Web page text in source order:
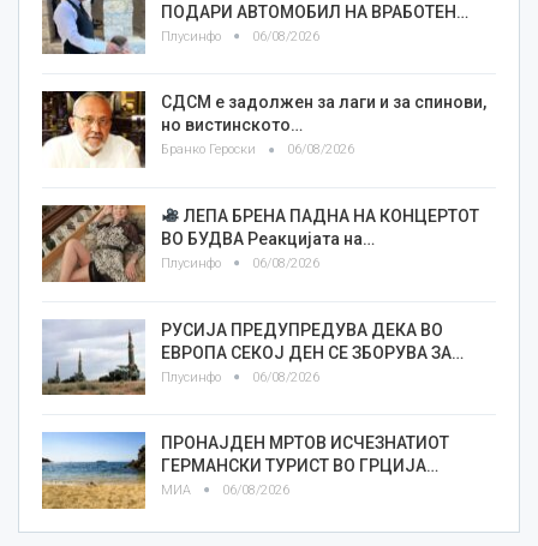
ПОДАРИ АВТОМОБИЛ НА ВРАБОТЕН…
Плусинфо 06/08/2026
СДСМ е задолжен за лаги и за спинови,
но вистинското…
Бранко Героски 06/08/2026
ЛЕПА БРЕНА ПАДНА НА КОНЦЕРТОТ
ВО БУДВА Реакцијата на…
Плусинфо 06/08/2026
РУСИЈА ПРЕДУПРЕДУВА ДЕКА ВО
ЕВРОПА СЕКОЈ ДЕН СЕ ЗБОРУВА ЗА…
Плусинфо 06/08/2026
ПРОНАЈДЕН МРТОВ ИСЧЕЗНАТИОТ
ГЕРМАНСКИ ТУРИСТ ВО ГРЦИЈА…
МИА 06/08/2026